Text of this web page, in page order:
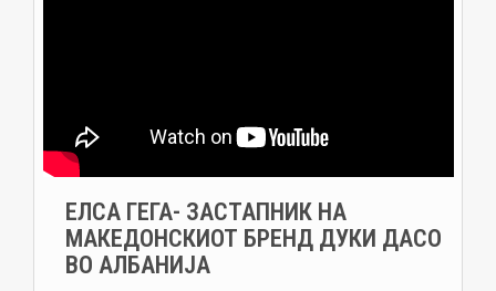
ЕЛСА ГЕГА- ЗАСТАПНИК НА
МАКЕДОНСКИОТ БРЕНД ДУКИ ДАСО
ВО АЛБАНИЈА